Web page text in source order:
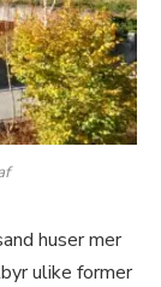
huser mer
ulike former